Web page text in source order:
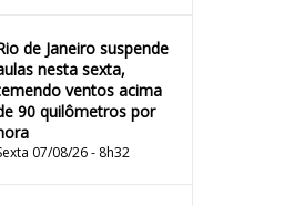
de Janeiro suspende
nesta sexta,
ventos acima
90 quilômetros por
07/08/26 - 8h32